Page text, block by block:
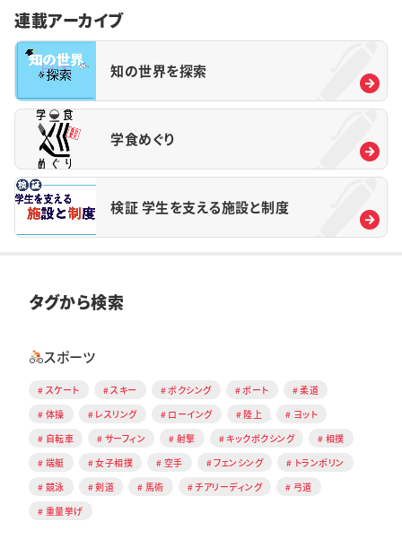
連載アーカイブ
知の世界を探索
学食めぐり
検証 学生を支える施設と制度
タグから検索
スポーツ
スケート スキー ボクシング ボート
柔道
体操
レスリング ローイング 陸上
ヨット
自転車
サーフィン 射撃 キックボクシング
相撲
端艇
女子相撲 空手 フェンシング
トランポリン
競泳
剣道 馬術 チアリーディング
弓道
重量挙げ